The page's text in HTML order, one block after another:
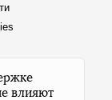
влияют